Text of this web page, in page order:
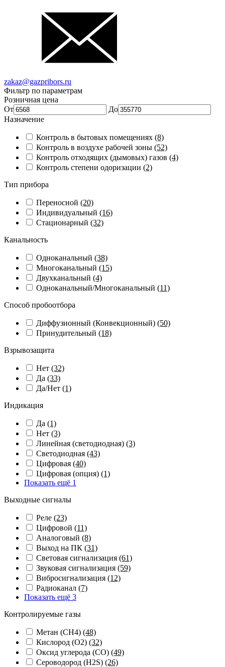
zakaz@gazpribors.ru
Фильтр по параметрам
Розничная цена
От
До
Назначение
Контроль в бытовых помещениях (8)
Контроль в воздухе рабочей зоны (52)
Контроль отходящих (дымовых) газов (4)
Контроль степени одоризации (2)
Тип прибора
Переносной (20)
Индивидуальный (16)
Стационарный (32)
Канальность
Одноканальный (38)
Многоканальный (15)
Двухканальный (4)
Одноканальный/Многоканальный (11)
Способ пробоотбора
Диффузионный (Конвекционный) (50)
Принудительный (18)
Взрывозащита
Нет (32)
Да (33)
Да/Нет (1)
Индикация
Да (1)
Нет (3)
Линейная (светодиодная) (3)
Светодиодная (43)
Цифровая (40)
Цифровая (опция) (1)
Показать ещё 1
Выходные сигналы
Реле (23)
Цифровой (11)
Аналоговый (8)
Выход на ПК (31)
Световая сигнализация (61)
Звуковая сигнализация (59)
Вибросигнализация (12)
Радиоканал (7)
Показать ещё 3
Контролируемые газы
Метан (CH4) (48)
Кислород (O2) (32)
Оксид углерода (CO) (49)
Сероводород (H2S) (26)